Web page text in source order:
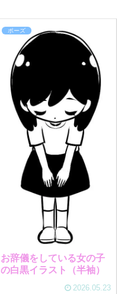
ポーズ
お辞儀をしている女の子
の白黒イラスト（半袖）
2026.05.23